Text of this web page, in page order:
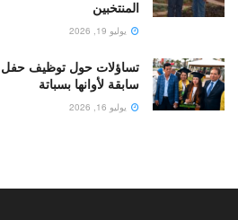
المنتخبين
يوليو 19, 2026
تساؤلات حول توظيف حفل
سابقة لأوانها بسباتة
يوليو 16, 2026